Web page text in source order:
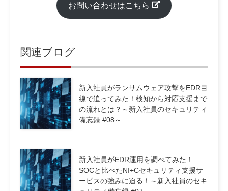
お問い合わせはこちら
関連ブログ
新入社員がランサムウェア攻撃をEDR目
線で追ってみた！検知から対応支援まで
の流れとは？～新入社員のセキュリティ
備忘録 #08～
新入社員がEDR運用を調べてみた！
SOCと比べたNI+Cセキュリティ支援サ
ービスの強みに迫る！～新入社員のセキ